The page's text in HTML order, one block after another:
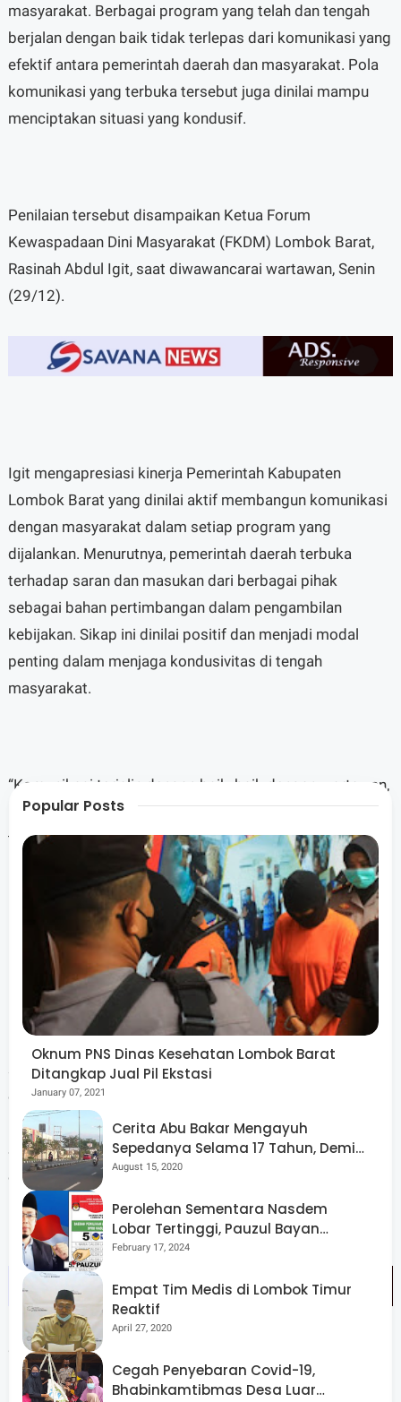
masyarakat. Berbagai program yang telah dan tengah
berjalan dengan baik tidak terlepas dari komunikasi yang
efektif antara pemerintah daerah dan masyarakat. Pola
komunikasi yang terbuka tersebut juga dinilai mampu
menciptakan situasi yang kondusif.
Penilaian tersebut disampaikan Ketua Forum
Kewaspadaan Dini Masyarakat (FKDM) Lombok Barat,
Rasinah Abdul Igit, saat diwawancarai wartawan, Senin
(29/12).
Igit mengapresiasi kinerja Pemerintah Kabupaten
Lombok Barat yang dinilai aktif membangun komunikasi
dengan masyarakat dalam setiap program yang
dijalankan. Menurutnya, pemerintah daerah terbuka
terhadap saran dan masukan dari berbagai pihak
sebagai bahan pertimbangan dalam pengambilan
kebijakan. Sikap ini dinilai positif dan menjadi modal
penting dalam menjaga kondusivitas di tengah
masyarakat.
“Komunikasi terjalin dengan baik, baik dengan wartawan,
LSM, maupun elemen masyarakat lainnya. Semua diajak
terlibat dalam pembangunan,” ungkap pria yang berlatar
belakang jurnalis tersebut.
Dalam satu tahun kepemimpinannya, Bupati Lombok
Barat H. Lalu Ahmad Zaini (LAZ) disebut fokus pada
pembangunan infrastruktur dan penguatan ekonomi
sejumlah ruang publik lainnya di ibu kota kabupaten
dinilai sebagai upaya menghidupkan kembali pusat
pemerintahan yang sebelumnya cenderung mati suri.
Selain itu, pembangunan jalan di berbagai titik juga
dianggap sebagai langkah pemerataan ekonomi.
“Sekarang masyarakat mulai bangga menjadi warga
Lombok Barat. Itu fakta,” ujarnya.
Popular Posts
Oknum PNS Dinas Kesehatan Lombok Barat
Ditangkap Jual Pil Ekstasi
January 07, 2021
Cerita Abu Bakar Mengayuh
Sepedanya Selama 17 Tahun, Demi
Menggelorakan Kemerdekaan
August 15, 2020
Perolehan Sementara Nasdem
Lobar Tertinggi, Pauzul Bayan
Berpeluang “Rebut” Kursi Dapil 3
February 17, 2024
Empat Tim Medis di Lombok Timur
Reaktif
April 27, 2020
Cegah Penyebaran Covid-19,
Bhabinkamtibmas Desa Luar